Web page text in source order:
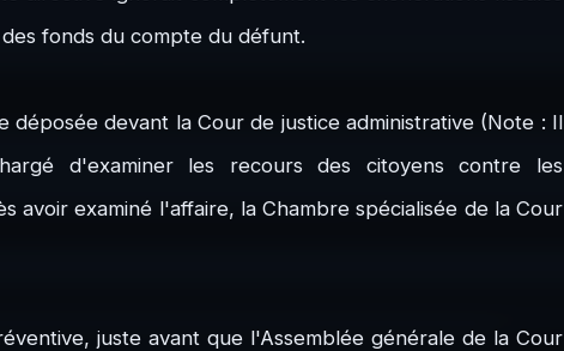
fonds du compte du défunt.
devant la Cour de justice administrative (Note : Il
d'examiner les recours des citoyens contre les
avoir examiné l'affaire, la Chambre spécialisée de la Cour
juste avant que l'Assemblée générale de la Cour